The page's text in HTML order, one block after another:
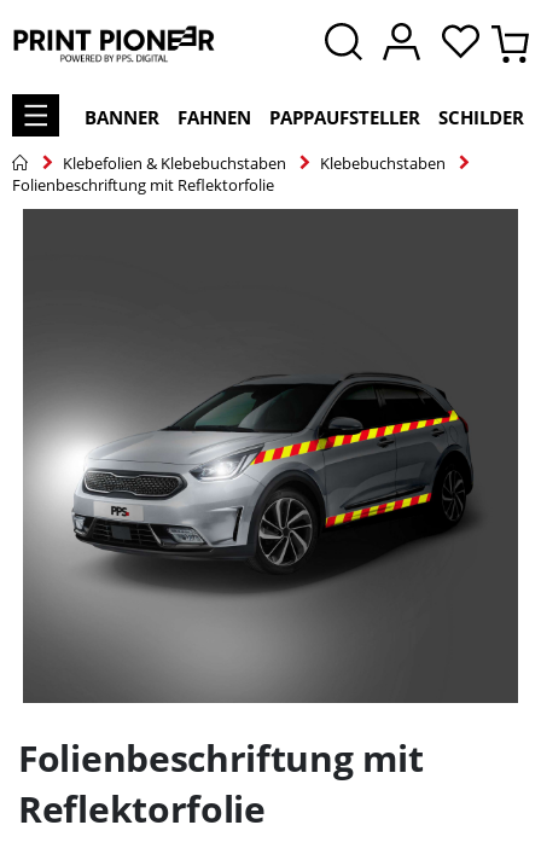
BANNER FAHNEN PAPPAUFSTELLER SCHILDER
Klebefolien & Klebebuchstaben
Klebebuchstaben
Folienbeschriftung mit Reflektorfolie
Zum
Anfang
der
springen
Folienbeschriftung mit
Reflektorfolie